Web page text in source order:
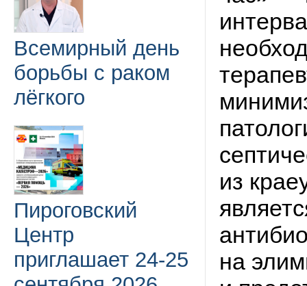
Всемирный день
борьбы с раком
лёгкого
Пироговский
Центр
приглашает 24-25
из
на